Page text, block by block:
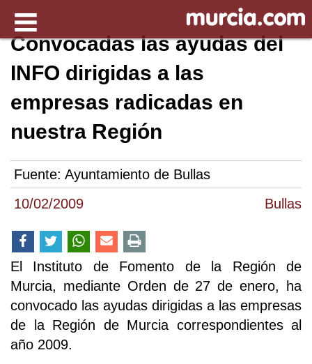
10/02/2009 Bullas
Convocadas las ayudas del
INFO dirigidas a las
empresas radicadas en
nuestra Región
Fuente: Ayuntamiento de Bullas
El Instituto de Fomento de la Región de
Murcia, mediante Orden de 27 de enero, ha
convocado las ayudas dirigidas a las empresas
de la Región de Murcia correspondientes al
año 2009.